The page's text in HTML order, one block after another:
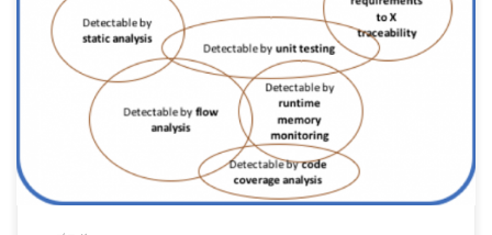
（この記事は、開発元Parasoft社 Blog 「The Value of Using a Uni […]